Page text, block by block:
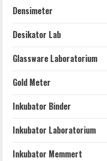
Densimeter
Desikator Lab
Glassware Laboratorium
Gold Meter
Inkubator Binder
Inkubator Laboratorium
Inkubator Memmert